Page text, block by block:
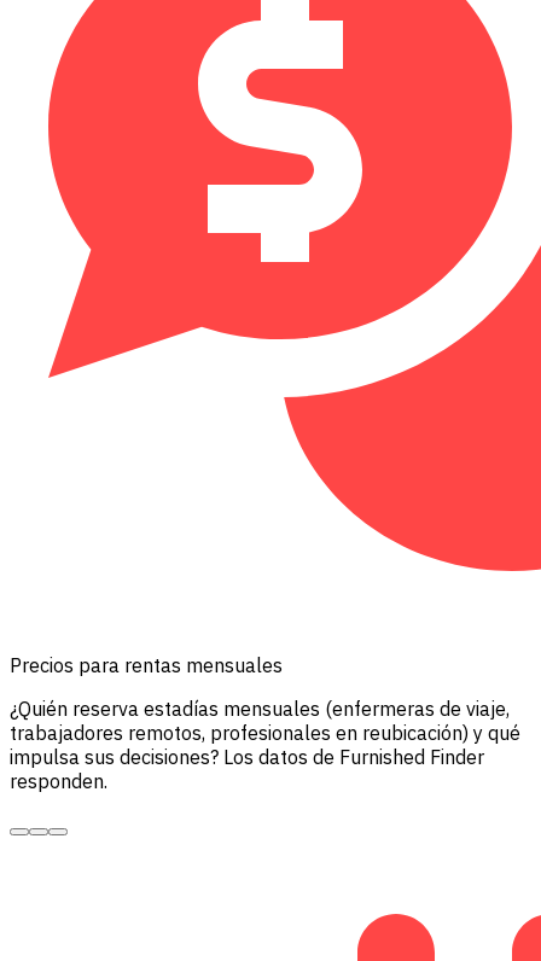
Precios para rentas mensuales
¿Quién reserva estadías mensuales (enfermeras de viaje,
trabajadores remotos, profesionales en reubicación) y qué
impulsa sus decisiones? Los datos de Furnished Finder
responden.